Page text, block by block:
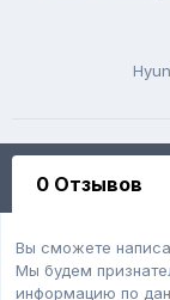
0 Отзывов
Вы сможете
Мы будем
информацию по